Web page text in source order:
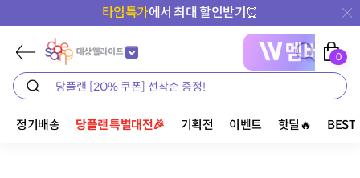
타임특가에서 최대 할인받기⏰
0
정기배송 당플랜 특별대전🎉 기획전 이벤트 핫딜🔥 BEST